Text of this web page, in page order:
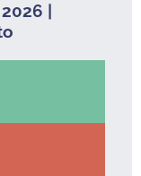
|